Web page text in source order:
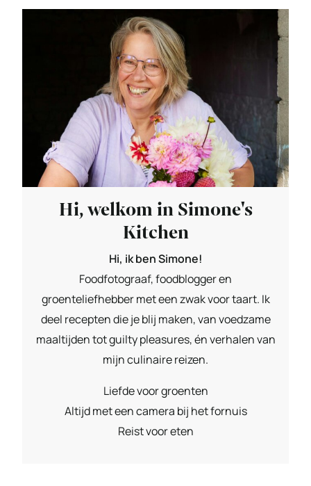
Hi, welkom in Simone's
Kitchen
Hi, ik ben Simone!
Foodfotograaf, foodblogger en
groenteliefhebber met een zwak voor taart. Ik
deel recepten die je blij maken, van voedzame
maaltijden tot guilty pleasures, én verhalen van
mijn culinaire reizen.
Liefde voor groenten
Altijd met een camera bij het fornuis
Reist voor eten